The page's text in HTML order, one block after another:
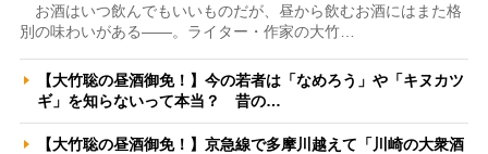
お酒はいつ飲んでもいいものだが、昼から飲むお酒にはまた格
別の味わいがある――。ライター・作家の大竹…
【大竹聡の昼酒御免！】今の若者は「なめろう」や「キヌカツ
ギ」を知らないって本当？ 昔の…
【大竹聡の昼酒御免！】京急線で多摩川越えて「川崎の大衆酒